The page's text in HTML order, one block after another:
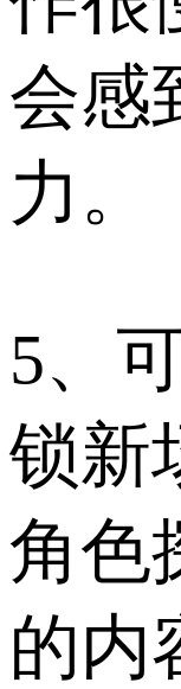
会感
力。
5、
锁新
角色
的内